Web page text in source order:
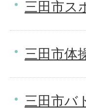
三田市ス
三田市体
三田市バ